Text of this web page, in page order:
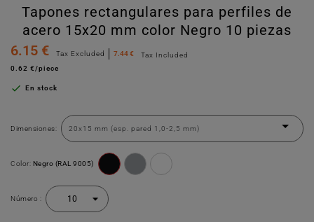
Tapones rectangulares para perfiles de
acero 15x20 mm color Negro 10 piezas
6.15 €
Tax Excluded 7.44 €
Tax Included
0.62 €/piece
 En stock
Dimensiones:
Color: Negro (RAL 9005)
Número :